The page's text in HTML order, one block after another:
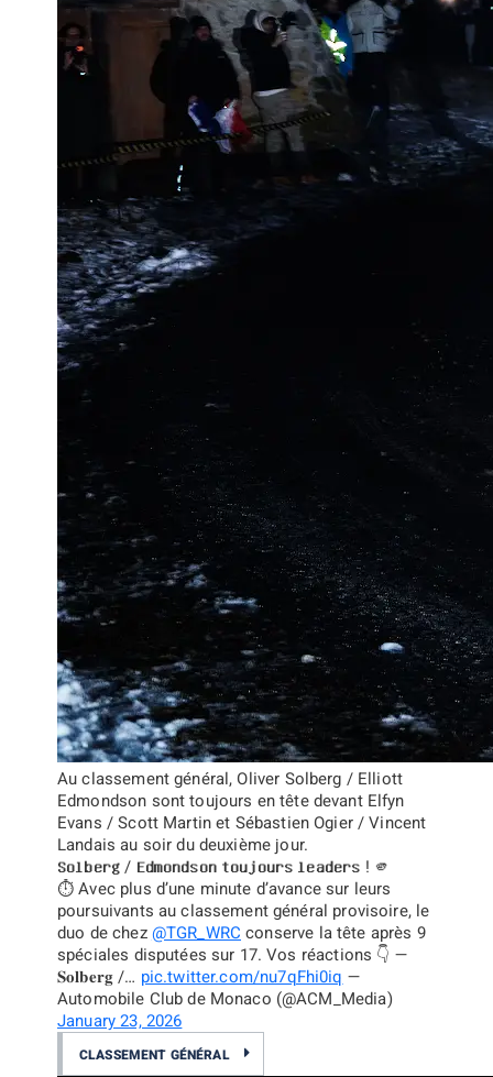
Au classement général,Oliver Solberg / Elliott
Edmondson sont toujours en tête devant Elfyn
Evans / Scott Martinet Sébastien Ogier / Vincent
Landais au soir du deuxième jour.
𝐒𝐨𝐥𝐛𝐞𝐫𝐠 / 𝐄𝐝𝐦𝐨𝐧𝐝𝐬𝐨𝐧 𝐭𝐨𝐮𝐣𝐨𝐮𝐫𝐬 𝐥𝐞𝐚𝐝𝐞𝐫𝐬 ! 🫵
⏱️ Avec plus d’une minute d’avance sur leurs
poursuivants au classement général provisoire, le
duo de chez@TGR_WRC conserve la tête après 9
spéciales disputées sur 17. Vos réactions 👇 —
𝐒𝐨𝐥𝐛𝐞𝐫𝐠 /… pic.twitter.com/nu7qFhi0iq —
Automobile Club de Monaco (@ACM_Media)
January 23, 2026
CLASSEMENT GÉNÉRAL